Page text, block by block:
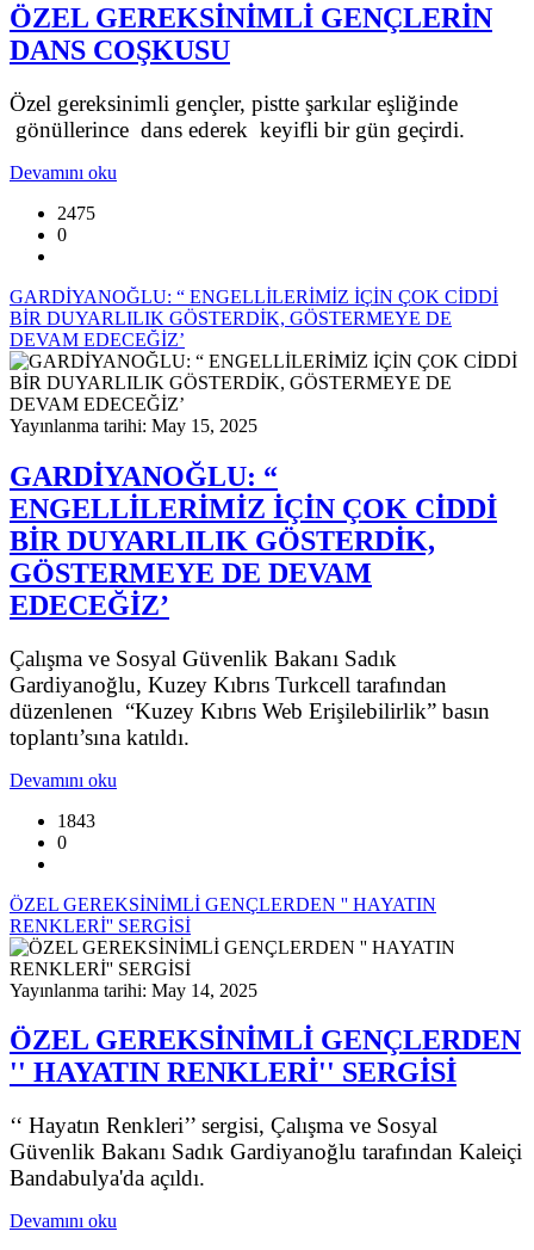
ÖZEL GEREKSİNİMLİ GENÇLERİN
DANS COŞKUSU
Özel gereksinimli gençler, pistte şarkılar eşliğinde
gönüllerince dans ederek keyifli bir gün geçirdi.
Devamını oku
2475
0
GARDİYANOĞLU: “ ENGELLİLERİMİZ İÇİN ÇOK CİDDİ
BİR DUYARLILIK GÖSTERDİK, GÖSTERMEYE DE
DEVAM EDECEĞİZ’
Yayınlanma tarihi: May 15, 2025
GARDİYANOĞLU: “
ENGELLİLERİMİZ İÇİN ÇOK CİDDİ
BİR DUYARLILIK GÖSTERDİK,
GÖSTERMEYE DE DEVAM
EDECEĞİZ’
Çalışma ve Sosyal Güvenlik Bakanı Sadık
Gardiyanoğlu, Kuzey Kıbrıs Turkcell tarafından
düzenlenen “Kuzey Kıbrıs Web Erişilebilirlik” basın
toplantı’sına katıldı.
Devamını oku
1843
0
ÖZEL GEREKSİNİMLİ GENÇLERDEN '' HAYATIN
RENKLERİ'' SERGİSİ
Yayınlanma tarihi: May 14, 2025
ÖZEL GEREKSİNİMLİ GENÇLERDEN
'' HAYATIN RENKLERİ'' SERGİSİ
‘‘ Hayatın Renkleri’’ sergisi, Çalışma ve Sosyal
Güvenlik Bakanı Sadık Gardiyanoğlu tarafından Kaleiçi
Bandabulya'da açıldı.
Devamını oku